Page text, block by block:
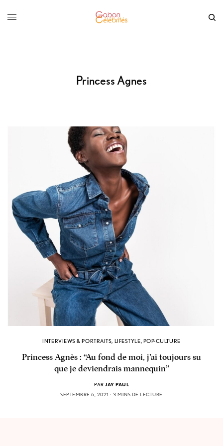
Princess Agnes
INTERVIEWS & PORTRAITS, LIFESTYLE, POP-CULTURE
Princess Agnès : “Au fond de moi, j’ai toujours su
que je deviendrais mannequin”
PAR JAY PAUL
SEPTEMBRE 6, 2021
3 MINS DE LECTURE